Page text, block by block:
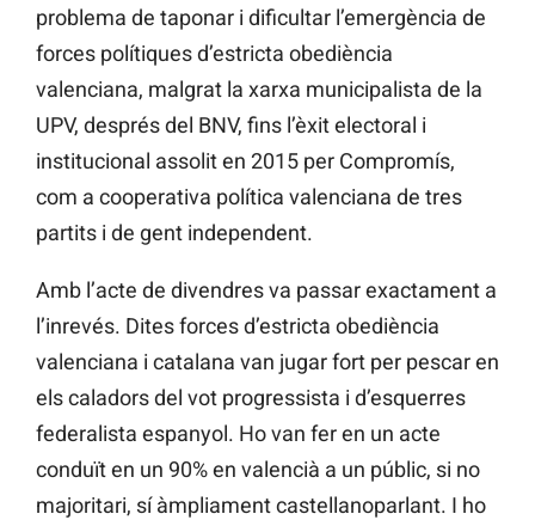
problema de taponar i dificultar l’emergència de
forces polítiques d’estricta obediència
valenciana, malgrat la xarxa municipalista de la
UPV, després del BNV, fins l’èxit electoral i
institucional assolit en 2015 per Compromís,
com a cooperativa política valenciana de tres
partits i de gent independent.
Amb l’acte de divendres va passar exactament a
l’inrevés. Dites forces d’estricta obediència
valenciana i catalana van jugar fort per pescar en
els caladors del vot progressista i d’esquerres
federalista espanyol. Ho van fer en un acte
conduït en un 90% en valencià a un públic, si no
majoritari, sí àmpliament castellanoparlant. I ho